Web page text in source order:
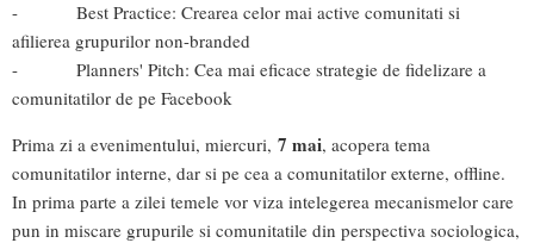
- Best Practice: Crearea celor mai active comunitati si
afilierea grupurilor non-branded
- Planners' Pitch: Cea mai eficace strategie de fidelizare a
comunitatilor de pe Facebook
Prima zi a evenimentului, miercuri, 7 mai, acopera tema
comunitatilor interne, dar si pe cea a comunitatilor externe, offline.
In prima parte a zilei temele vor viza intelegerea mecanismelor care
pun in miscare grupurile si comunitatile din perspectiva sociologica,